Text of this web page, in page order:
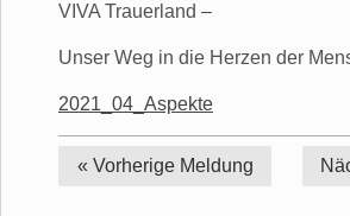
VIVA Trauerland –
Unser Weg in die Herzen der
2021_04_Aspekte
« Vorherige Meldung